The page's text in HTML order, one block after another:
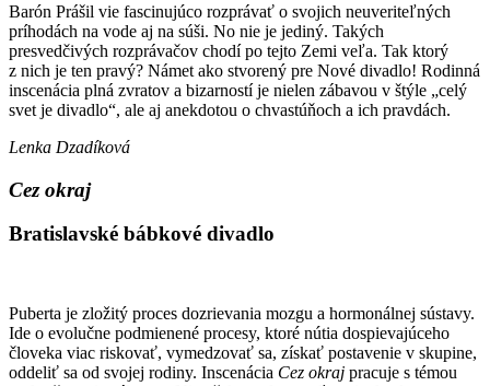
Barón Prášil vie fascinujúco rozprávať o svojich neuveriteľných
príhodách na vode aj na súši. No nie je jediný. Takých
presvedčivých rozprávačov chodí po tejto Zemi veľa. Tak ktorý
z nich je ten pravý? Námet ako stvorený pre Nové divadlo! Rodinná
inscenácia plná zvratov a bizarností je nielen zábavou v štýle „celý
svet je divadlo“, ale aj anekdotou o chvastúňoch a ich pravdách.
Lenka Dzadíková
Cez okraj
Bratislavské bábkové divadlo
Puberta je zložitý proces dozrievania mozgu a hormonálnej sústavy.
Ide o evolučne podmienené procesy, ktoré nútia dospievajúceho
človeka viac riskovať, vymedzovať sa, získať postavenie v skupine,
oddeliť sa od svojej rodiny. Inscenácia Cez okraj pracuje s témou